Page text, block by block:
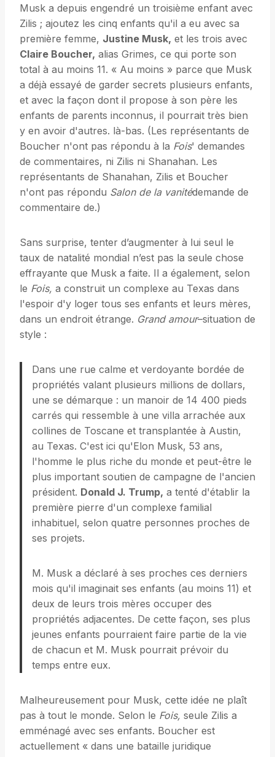
Musk a depuis engendré un troisième enfant avec
Zilis ; ajoutez les cinq enfants qu'il a eu avec sa
première femme, Justine Musk, et les trois avec
Claire Boucher, alias Grimes, ce qui porte son
total à au moins 11. « Au moins » parce que Musk
a déjà essayé de garder secrets plusieurs enfants,
et avec la façon dont il propose à son père les
enfants de parents inconnus, il pourrait très bien
y en avoir d'autres. là-bas. (Les représentants de
Boucher n'ont pas répondu à la Fois' demandes
de commentaires, ni Zilis ni Shanahan. Les
représentants de Shanahan, Zilis et Boucher
n'ont pas répondu Salon de la vanitédemande de
commentaire de.)
Sans surprise, tenter d’augmenter à lui seul le
taux de natalité mondial n’est pas la seule chose
effrayante que Musk a faite. Il a également, selon
le Fois, a construit un complexe au Texas dans
l'espoir d'y loger tous ses enfants et leurs mères,
dans un endroit étrange. Grand amour–situation de
style :
Dans une rue calme et verdoyante bordée de
propriétés valant plusieurs millions de dollars,
une se démarque : un manoir de 14 400 pieds
carrés qui ressemble à une villa arrachée aux
collines de Toscane et transplantée à Austin,
au Texas. C'est ici qu'Elon Musk, 53 ans,
l'homme le plus riche du monde et peut-être le
plus important soutien de campagne de l'ancien
président. Donald J. Trump, a tenté d'établir la
première pierre d'un complexe familial
inhabituel, selon quatre personnes proches de
ses projets.
M. Musk a déclaré à ses proches ces derniers
mois qu'il imaginait ses enfants (au moins 11) et
deux de leurs trois mères occuper des
propriétés adjacentes. De cette façon, ses plus
jeunes enfants pourraient faire partie de la vie
de chacun et M. Musk pourrait prévoir du
temps entre eux.
Malheureusement pour Musk, cette idée ne plaît
pas à tout le monde. Selon le Fois, seule Zilis a
emménagé avec ses enfants. Boucher est
actuellement « dans une bataille juridique